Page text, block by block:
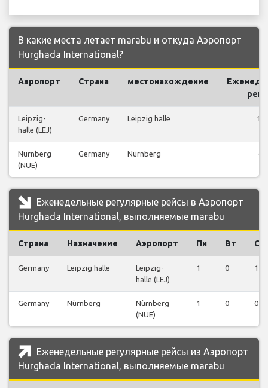
В какие места летает marabu и откуда Аэропорт
Hurghada International?
Аэропорт Страна местонахождение
Leipzig-
halle (LEJ)
Germany Leipzig halle 10
Nürnberg
(NUE)
Germany Nürnberg 6
Еженедельные регулярные рейсы в Аэропорт
Hurghada International, выполняемые marabu
Страна Назначение Аэропорт Пн Вт Ср
Germany Leipzig halle
Leipzig-
halle (LEJ)
1 0 1
Germany Nürnberg
Nürnberg
(NUE)
1 0 0
Еженедельные регулярные рейсы из Аэропорт
Hurghada International, выполняемые marabu